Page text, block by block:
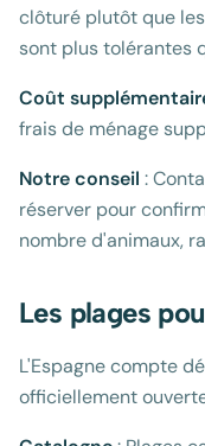
clôturé plutôt que
sont plus tolérantes
Coût
frais de ménage
Notre conseil :
réserver pour
nombre d'animaux,
Les plages
L'Espagne compte
officiellement